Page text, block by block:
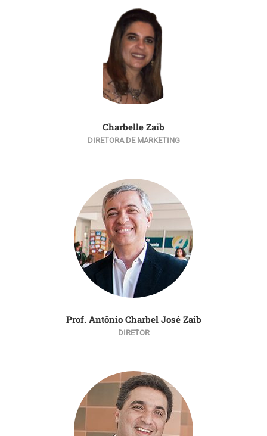
Charbelle Zaib
DIRETORA DE MARKETING
Prof. Antônio Charbel José Zaib
DIRETOR